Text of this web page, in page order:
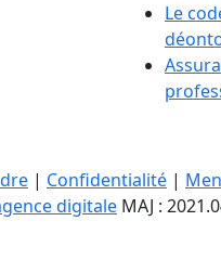
Le
| Confidentialité |
digitale MAJ :